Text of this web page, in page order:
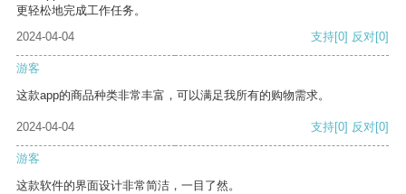
更轻松地完成工作任务。
2024-04-04
支持[0] 反对[0]
游客
这款app的商品种类非常丰富，可以满足我所有的购物需求。
2024-04-04 支持[0] 反对[0]
游客
这款软件的界面设计非常简洁，一目了然。